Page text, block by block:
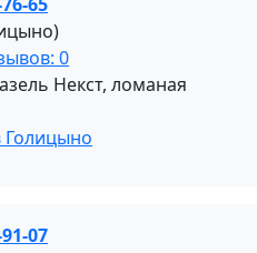
0
Некст, ломаная
Голицыно
07